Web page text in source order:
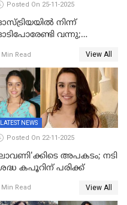
Posted On 25-11-2025
നിന്ന്
വന്നു;
ഉപദ്രവിച്ചു;
50 കോടി
രൂപ നഷ്ടപരിഹാരം
ആവശ്യപ്പെട്ട് മുൻ മിസ് ഇന്ത്യ
Min Read View All
LATEST NEWS
Posted On 22-11-2025
അപകടം; നടി
കപൂറിന് പരിക്ക്
Min Read View All